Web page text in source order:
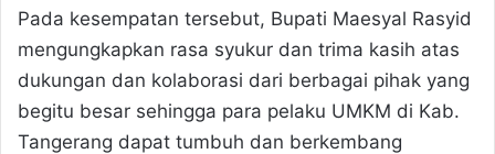
Pada kesempatan tersebut, Bupati Maesyal Rasyid
mengungkapkan rasa syukur dan trima kasih atas
dukungan dan kolaborasi dari berbagai pihak yang
begitu besar sehingga para pelaku UMKM di Kab.
Tangerang dapat tumbuh dan berkembang